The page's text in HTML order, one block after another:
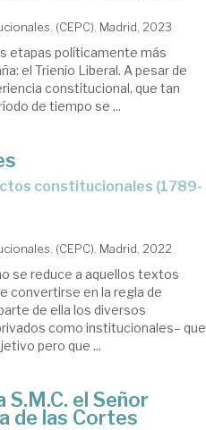
(CEPC). Madrid, 2023
etapas políticamente más
el Trienio Liberal. A pesar de
constitucional, que tan
de tiempo se ...
(CEPC). Madrid, 2022
se reduce a aquellos textos
convertirse en la regla de
de ella los diversos
como institucionales– que
pero que ...
el Señor
de las Cortes